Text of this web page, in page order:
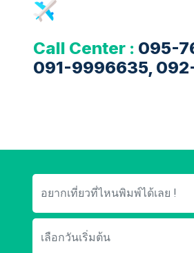
Call Center : 095-
091-9996635,